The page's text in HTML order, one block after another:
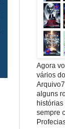
Agora
vários
alguns
sempre